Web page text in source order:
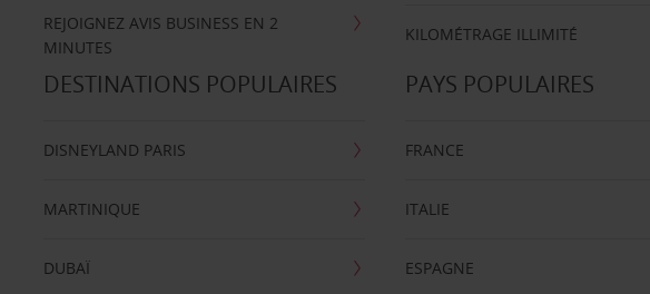
REJOIGNEZ AVIS BUSINESS EN 2
MINUTES
KILOMÉTRAGE ILLIMITÉ
DESTINATIONS POPULAIRES
DISNEYLAND PARIS
MARTINIQUE
DUBAÏ
PAYS POPULAIRES
FRANCE
ITALIE
ESPAGNE